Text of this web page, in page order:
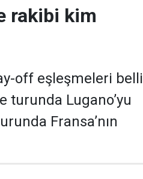
rakibi kim
off eşleşmeleri belli
turunda Lugano’yu
Fransa’nın